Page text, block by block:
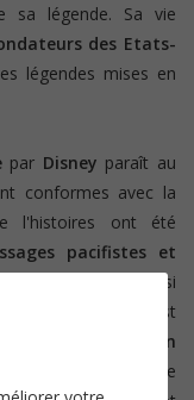
sa légende. Sa vie
des Etats-
légendes mises en
par Disney paraît au
conformes avec la
l'histoires ont été
pacifistes et
se démarque aussi
. Cette dernière est
Stephen
film, la musique se